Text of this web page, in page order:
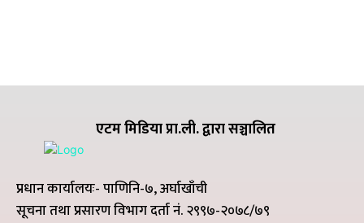
एटम मिडिया प्रा.ली. द्वारा सञ्चालित
प्रधान कार्यालयः- पाणिनि-७, अर्घाखाँची
सूचना तथा प्रसारण विभाग दर्ता नं. २९९७-२०७८/७९